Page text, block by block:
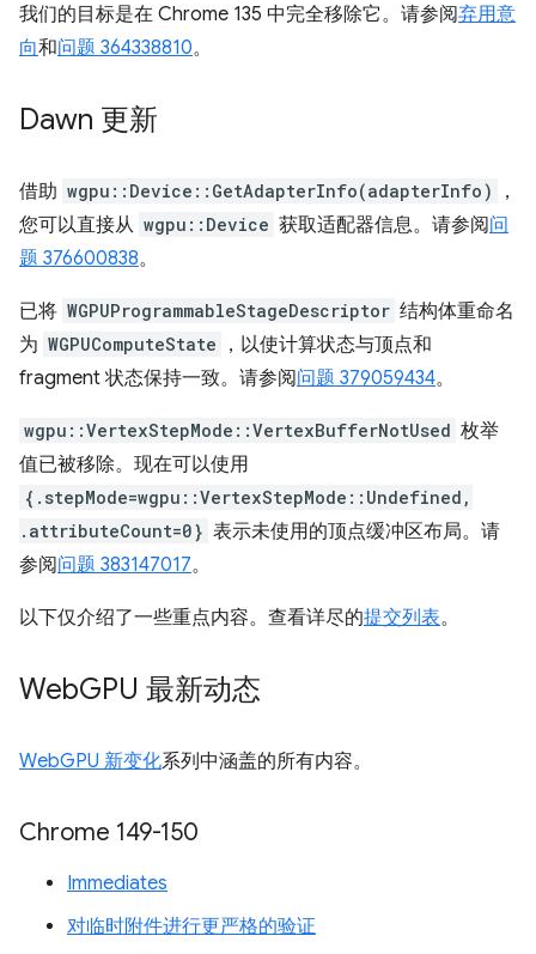
我们的目标是在 Chrome 135 中完全移除它。请参阅弃用意
向和问题 364338810。
Dawn 更新
借助 wgpu::Device::GetAdapterInfo(adapterInfo)
，
您可以直接从 wgpu::Device 获取适配器信息。请参阅问
题 376600838。
已将 WGPUProgrammableStageDescriptor 结构体重命名
为 WGPUComputeState
，以使计算状态与顶点和
fragment 状态保持一致。请参阅问题 379059434。
wgpu::VertexStepMode::VertexBufferNotUsed 枚举
值已被移除。现在可以使用
{.stepMode=wgpu::VertexStepMode::Undefined,
.attributeCount=0} 表示未使用的顶点缓冲区布局。请
参阅问题 383147017。
以下仅介绍了一些重点内容。查看详尽的提交列表。
WebGPU 最新动态
WebGPU 新变化系列中涵盖的所有内容。
Chrome 149-150
Immediates
对临时附件进行更严格的验证